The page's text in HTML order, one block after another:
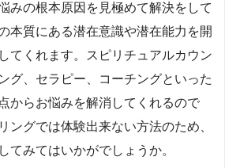
みの根本原因を見極めて解決をして
本質にある潜在意識や潜在能力を開
てくれます。スピリチュアルカウン
グ、セラピー、コーチングといった
からお悩みを解消してくれるので
ングでは体験出来ない方法のため、
てみてはいかがでしょうか。